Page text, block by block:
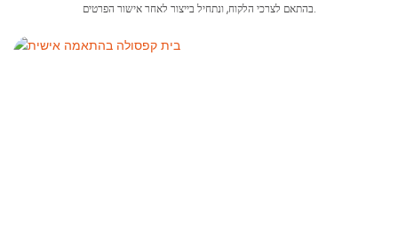
בהתאם לצרכי הלקוח, ונתחיל בייצור לאחר אישור הפרטים.